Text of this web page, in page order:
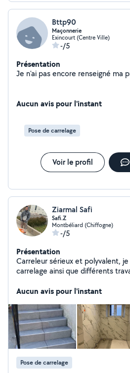
Bttp90
Maçonnerie
Exincourt (Centre Ville)
-/5
Présentation
Je
Aucun avis pour l'instant
Pose de carrelage
Voir le profil
Ziarmal Safi
Safi.Z
Montbéliard (Chiffogne)
-/5
Présentation
Carreleur sérieux et polyvalent,
carrelage ainsi que différents
disponible pour répondre à toutes
Aucun avis pour l'instant
Pose de carrelage